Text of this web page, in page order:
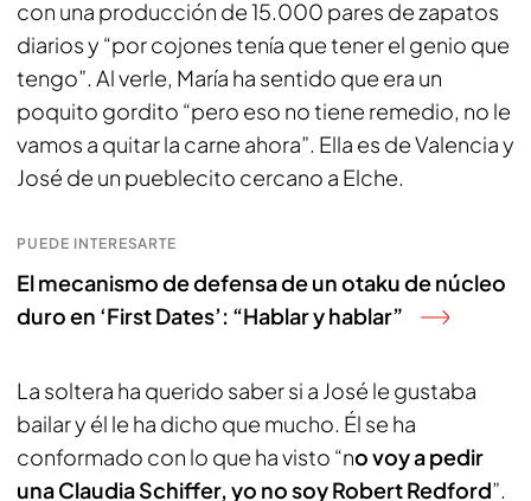
con una producción de 15.000 pares de zapatos
diarios y “por cojones tenía que tener el genio que
tengo”. Al verle, María ha sentido que era un
poquito gordito “pero eso no tiene remedio, no le
vamos a quitar la carne ahora”. Ella es de Valencia y
José de un pueblecito cercano a Elche.
PUEDE INTERESARTE
El mecanismo de defensa de un otaku de núcleo
duro en ‘First Dates’: “Hablar y hablar”
La soltera ha querido saber si a José le gustaba
bailar y él le ha dicho que mucho. Él se ha
conformado con lo que ha visto “no voy a pedir
una Claudia Schiffer, yo no soy Robert Redford”.